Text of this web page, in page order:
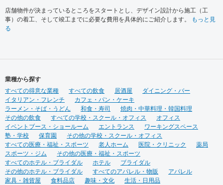
店舗物件が決まっているところをスタートとし、デザイン設計から施工（工
事）の着工、そして竣工までに必要な費用を具体的にご紹介します。
もっと見
る
業種から探す
すべての得意な業種
すべての飲食 居酒屋
ダイニング・バー
イタリアン・フレンチ
カフェ・パン・ケーキ
ラーメン・そば・うどん
和食・寿司
焼肉・中華料理・韓国料理
その他の飲食
すべての学校・スクール・オフィス
オフィス
イベントブース・ショールーム
エントランス
ワーキングスペース
塾・学校
保育園
その他の学校・スクール・オフィス
すべての医療・福祉・スポーツ
老人ホーム 医院・クリニック
薬局
スポーツ・ジム
その他の医療・福祉・スポーツ
すべてのホテル・ブライダル
ホテル
ブライダル
その他のホテル・ブライダル
すべてのアパレル・物販
アパレル
家具・雑貨屋
食料品店 趣味・文化
生活・日用品